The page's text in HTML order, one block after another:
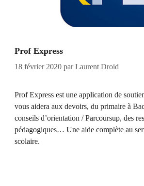
Prof Express
18 février 2020 parLaurent Droid
Prof Express est une application de
vous aidera aux devoirs, du primaire à
conseils d’orientation / Parcoursup, des
pédagogiques… Une aide complète au
scolaire.